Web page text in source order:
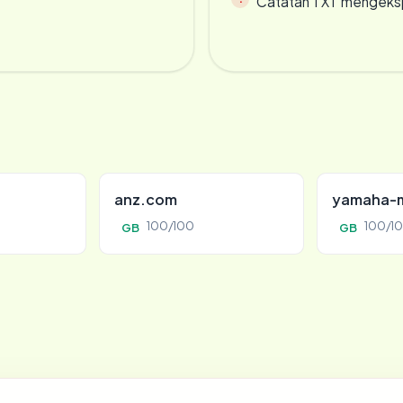
anz.com
GB 100/100
yamaha-
GB 100/